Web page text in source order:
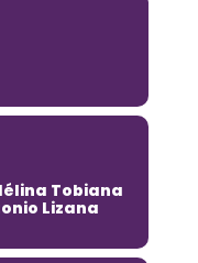
Tobiana
Lizana